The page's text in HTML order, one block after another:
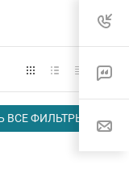
ВСЕ ФИЛЬТРЫ